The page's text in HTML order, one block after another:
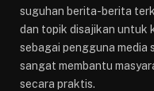
suguhan berita-berita
dan topik disajikan untuk
sebagai pengguna media
sangat membantu
secara praktis.